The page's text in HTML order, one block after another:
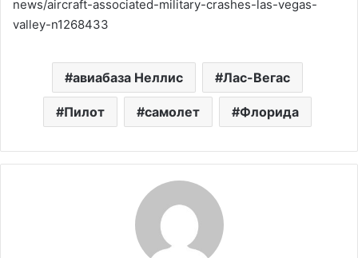
news/aircraft-associated-military-crashes-las-vegas-
valley-n1268433
авиабаза Неллис Лас-Вегас
Пилот самолет Флорида